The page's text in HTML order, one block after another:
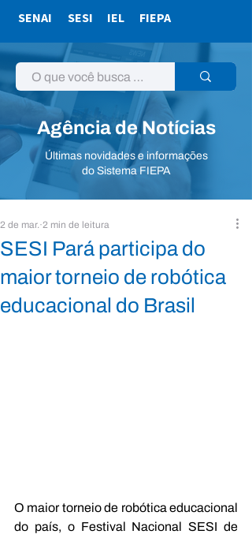
SENAI SESI IEL FIEPA
Agência de Notícias
Últimas novidades e informações
do Sistema FIEPA
SESI Pará participa do
maior torneio de robótica
educacional do Brasil
2 de mar. 2 min de leitura
O maior torneio de robótica educacional
do país, o Festival Nacional SESI de